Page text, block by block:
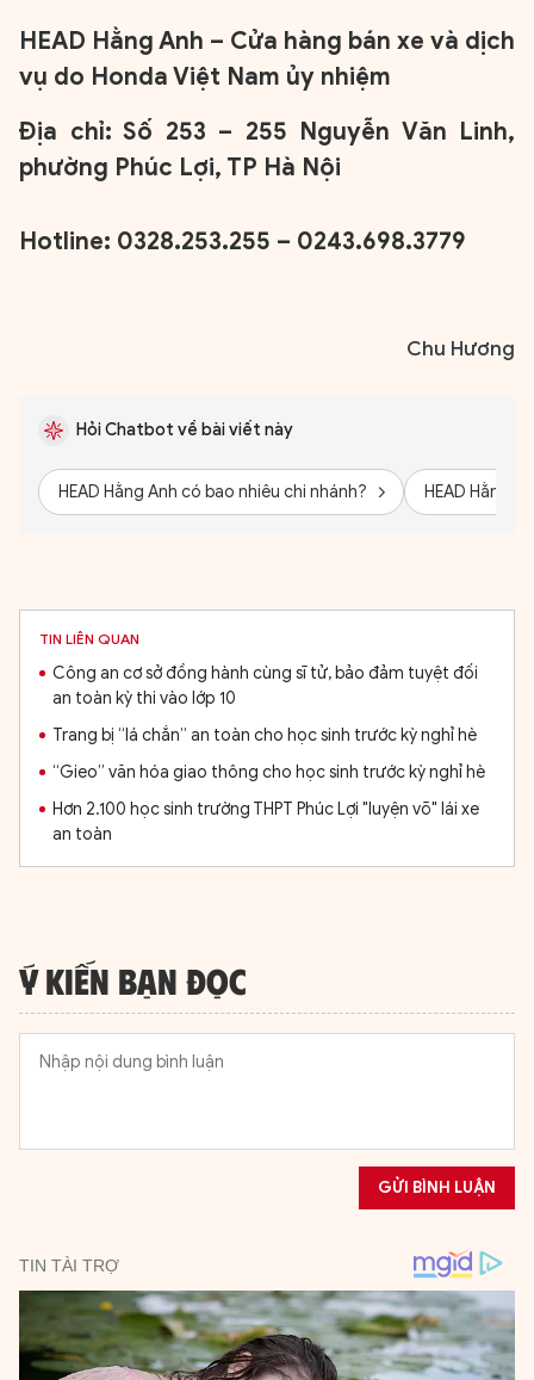
HEAD Hằng Anh – Cửa hàng bán xe và dịch
vụ do Honda Việt Nam ủy nhiệm
Địa chỉ: Số 253 – 255 Nguyễn Văn Linh,
phường Phúc Lợi, TP Hà Nội
Hotline: 0328.253.255 – 0243.698.3779
Chu Hương
Hỏi Chatbot về bài viết này
HEAD Hằng Anh có bao nhiêu chi nhánh? HEAD Hằng
TIN LIÊN QUAN
Công an cơ sở đồng hành cùng sĩ tử, bảo đảm tuyệt đối
an toàn kỳ thi vào lớp 10
Trang bị “lá chắn” an toàn cho học sinh trước kỳ nghỉ hè
“Gieo” văn hóa giao thông cho học sinh trước kỳ nghỉ hè
Hơn 2.100 học sinh trường THPT Phúc Lợi "luyện võ" lái xe
an toàn
Ý KIẾN BẠN ĐỌC
GỬI BÌNH LUẬN
An Ninh Thủ Đô nhé. Tôi sẵn sàng hỗ trợ!